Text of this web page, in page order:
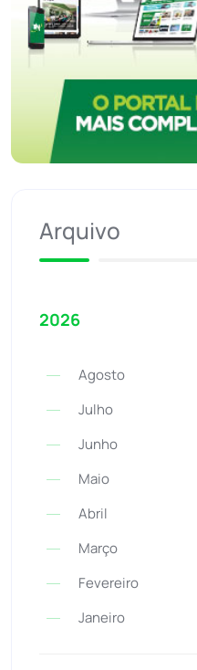
Arquivo
2026
Agosto
Julho
Junho
Maio
Abril
Março
Fevereiro
Janeiro